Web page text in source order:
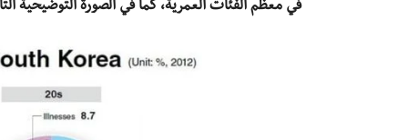
في معظم الفئات العمرية، كما في الصورة التوضيحية